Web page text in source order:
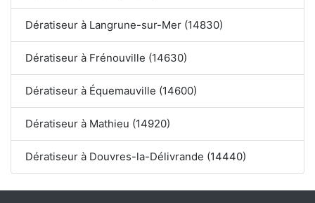
Dératiseur à Langrune-sur-Mer (14830)
Dératiseur à Frénouville (14630)
Dératiseur à Équemauville (14600)
Dératiseur à Mathieu (14920)
Dératiseur à Douvres-la-Délivrande (14440)